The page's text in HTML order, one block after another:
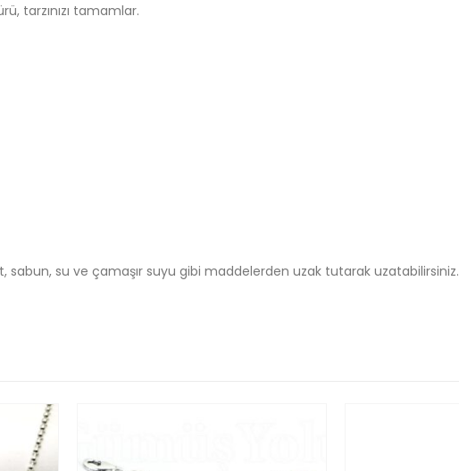
tarzınızı tamamlar.
sabun, su ve çamaşır suyu gibi maddelerden uzak tutarak uzatabilirsiniz.